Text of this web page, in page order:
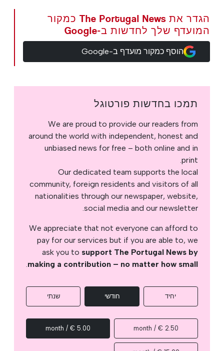
הגדר את The Portugal News כמקור
המועדף שלך לחדשות ב-Google
הוסף כמקור מועדף ב-Google
תמכו בחדשות פורטוגל
We are proud to provide our readers from
around the world with independent, honest and
unbiased news for free – both online and in
print.
Our dedicated team supports the local
community, foreign residents and visitors of all
nationalities through our newspaper, website,
social media and our newsletter.
We appreciate that not everyone can afford to
pay for our services but if you are able to, we
ask you to support The Portugal News by
making a contribution – no matter how small
.
יחיד חודשי שנתי
2.50 € / month
5.00 € / month